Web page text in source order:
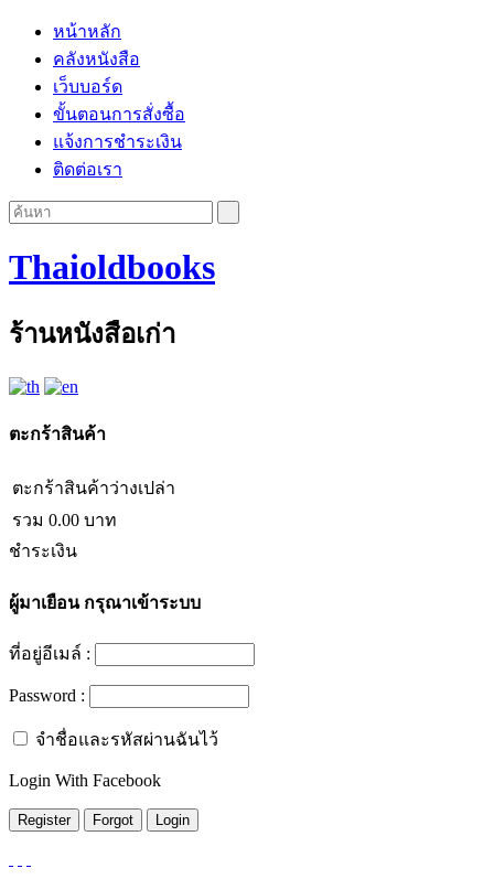
หน้าหลัก
คลังหนังสือ
เว็บบอร์ด
ขั้นตอนการสั่งซื้อ
แจ้งการชำระเงิน
ติดต่อเรา
Thaioldbooks
ร้านหนังสือเก่า
ตะกร้าสินค้า
ตะกร้าสินค้าว่างเปล่า
รวม 0.00 บาท
ชำระเงิน
ผู้มาเยือนกรุณาเข้าระบบ
ที่อยู่อีเมล์ :
Password :
จำชื่อและรหัสผ่านฉันไว้
Login With Facebook